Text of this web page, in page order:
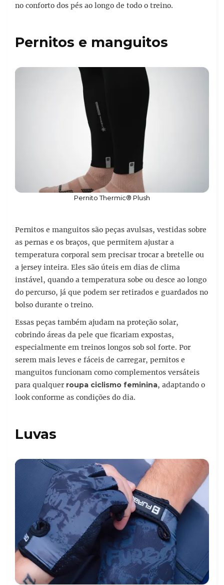
no conforto dos pés ao longo de todo o treino.
Pernitos e manguitos
Pernito Thermic® Plush
Pernitos e manguitos são peças avulsas, vestidas sobre
as pernas e os braços, que permitem ajustar a
temperatura corporal sem precisar trocar a bretelle ou
a jersey inteira. Eles são úteis em dias de clima
instável, quando a temperatura sobe ou desce ao longo
do percurso, já que podem ser retirados e guardados no
bolso durante o treino.
Essas peças também ajudam na proteção solar,
cobrindo áreas da pele que ficariam expostas,
especialmente em treinos longos sob sol forte. Por
serem mais leves e fáceis de carregar, pernitos e
manguitos funcionam como complementos versáteis
para qualquer roupa ciclismo feminina, adaptando o
look conforme as condições do dia.
Luvas